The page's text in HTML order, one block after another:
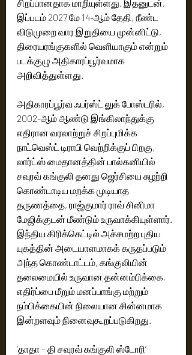
சிறப்பானதாக மாறியுள்ளது. இதனுடன்,
இப்படம் 2027 மே 14-ஆம் தேதி, நீண்ட
விடுமுறை வார இறுதியை முன்னிட்டு,
திரையரங்குகளில் வெளியாகும் என்றும்
படக்குழு அதிகாரப்பூர்வமாக
அறிவித்துள்ளது.
அதிகாரப்பூர்வ ஃபர்ஸ்ட் லுக் போஸ்டரில்,
2002-ஆம் ஆண்டு இங்கிலாந்துக்கு
எதிரான வரலாற்றுச் சிறப்புமிக்க
நாட்வெஸ்ட் டிராபி வெற்றிக்குப் பிறகு,
லார்ட்ஸ் மைதானத்தின் பால்கனியில்
சவுரவ் கங்குலி தனது ஜெர்சியை சுழற்றி
கொண்டாடிய மறக்க முடியாத
தருணத்தை, ராஜ்குமார் ராவ் சினிமா
மேஜிக்குடன் மீண்டும் உருவாக்கியுள்ளார்.
இந்திய கிரிக்கெட்டில் அச்சமற்ற புதிய
யுகத்தின் அடையாளமாகக் கருதப்படும்
அந்த கொண்டாட்டம், கங்குலியின்
தலைமையில் உருவான தன்னம்பிக்கை,
எதிர்ப்பை மீறும் மனப்பாங்கு மற்றும்
நம்பிக்கையின் நிலையான சின்னமாக
இன்றளவும் நினைவுகூறப்படுகிறது.
‘தாதா – தி சவுரவ் கங்குலி ஸ்டோரி’